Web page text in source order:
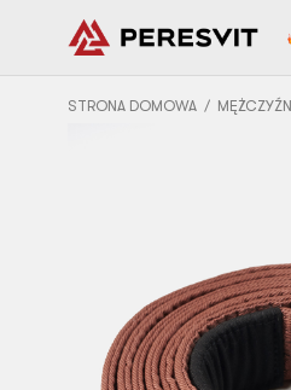
STRONA DOMOWA MĘŻCZYŹNI